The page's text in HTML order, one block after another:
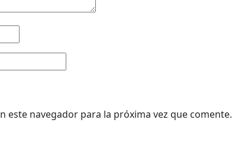
navegador para la próxima vez que comente.